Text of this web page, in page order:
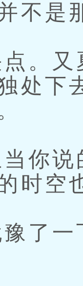
不是
。又
处下
你说
时空
了一